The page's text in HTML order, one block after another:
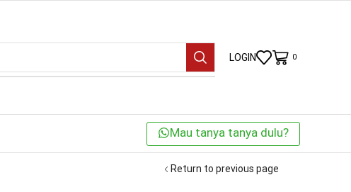
LOGIN 0
Mau tanya tanya dulu?
Return to previous page